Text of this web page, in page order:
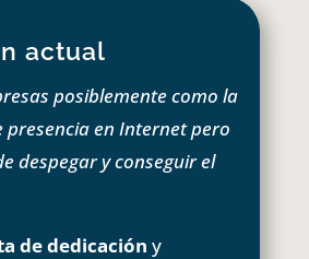
actual
posiblemente como la
presencia en Internet pero
despegar y conseguir el
de dedicación y